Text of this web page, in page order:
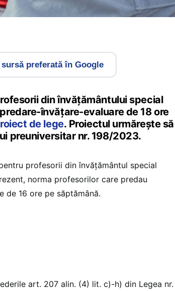
sursă preferată în Google
din învățământului special
învățare-evaluare de 18 ore
de lege. Proiectul urmărește să
preuniversitar nr. 198/2023.
profesorii din învățământul special
norma profesorilor care predau
de 16 ore pe săptămână.
art. 207 alin. (4) lit. c)-h) din Legea nr.